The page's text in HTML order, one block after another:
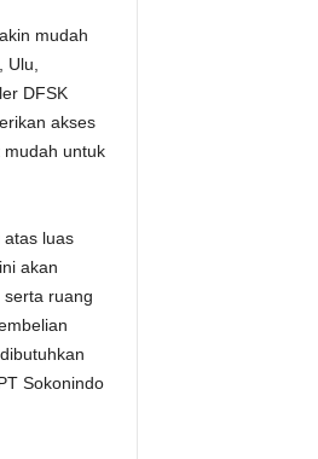
mudah
DFSK
akses
untuk
atas luas
akan
serta ruang
Sokonindo